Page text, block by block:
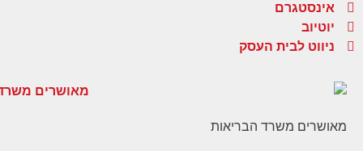
אינסטגרם
יוטיוב
ניווט לבית העסק
מאושרים משרד הבריאות